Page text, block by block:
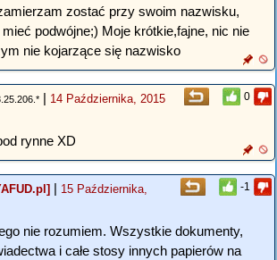
zostać przy swoim nazwisku,
podwójne;) Moje krótkie,fajne, nic nie
nie kojarzące się nazwisko
0
| 14 Października, 2015
rynne XD
-1
| 15 Października,
nie rozumiem. Wszystkie dokumenty,
i całe stosy innych papierów na